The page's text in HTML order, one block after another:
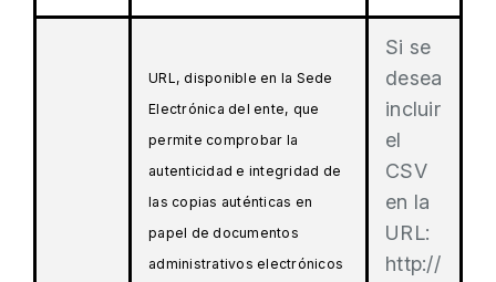
URL, disponible en la Sede
Electrónica del ente, que
permite comprobar la
autenticidad e integridad de
las copias auténticas en
papel de documentos
administrativos electrónicos
Si se
desea
incluir
el
CSV
en la
URL:
http://